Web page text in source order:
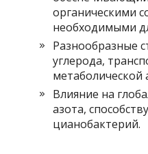
органическими
необходимыми
Разнообразные
углерода,
метаболической
Влияние на
азота,
цианобактерий.